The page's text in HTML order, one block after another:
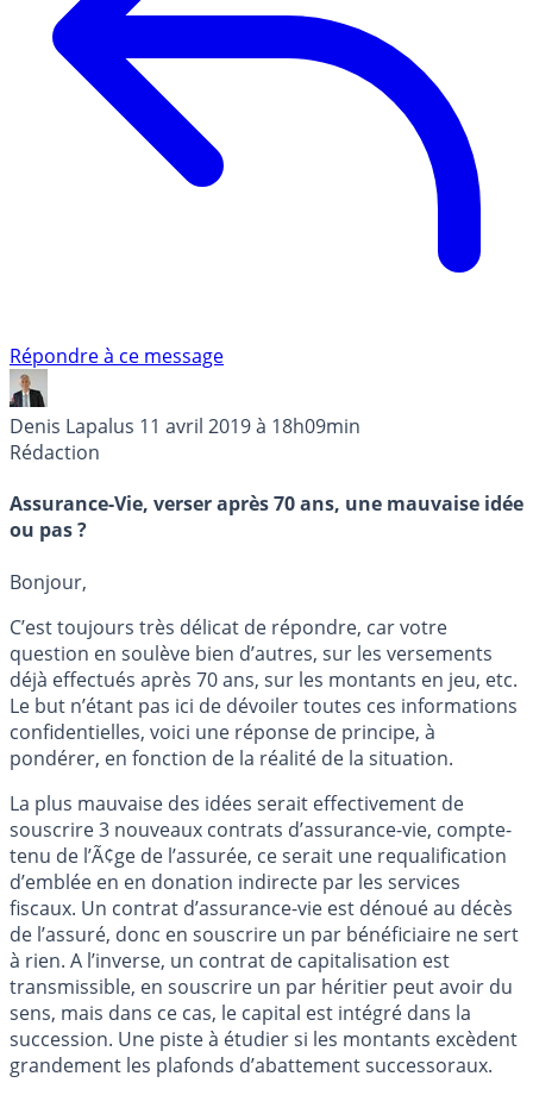
Répondre à ce message
Denis Lapalus 11 avril 2019 à 18h09min
Rédaction
Assurance-Vie, verser après 70 ans, une mauvaise idée
ou pas ?
Bonjour,
C’est toujours très délicat de répondre, car votre
question en soulève bien d’autres, sur les versements
déjà effectués après 70 ans, sur les montants en jeu, etc.
Le but n’étant pas ici de dévoiler toutes ces informations
confidentielles, voici une réponse de principe, à
pondérer, en fonction de la réalité de la situation.
La plus mauvaise des idées serait effectivement de
souscrire 3 nouveaux contrats d’assurance-vie, compte-
tenu de l’Ã¢ge de l’assurée, ce serait une requalification
d’emblée en en donation indirecte par les services
fiscaux. Un contrat d’assurance-vie est dénoué au décès
de l’assuré, donc en souscrire un par bénéficiaire ne sert
à rien. A l’inverse, un contrat de capitalisation est
transmissible, en souscrire un par héritier peut avoir du
sens, mais dans ce cas, le capital est intégré dans la
succession. Une piste à étudier si les montants excèdent
grandement les plafonds d’abattement successoraux.